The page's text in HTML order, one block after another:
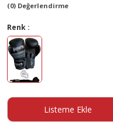
(0) Değerlendirme
Renk :
Listeme Ekle